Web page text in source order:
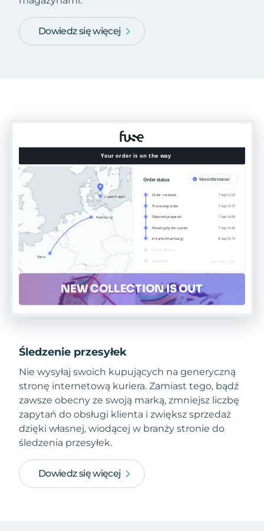
Dowiedz się więcej
Śledzenie przesyłek
Nie wysyłaj swoich kupujących na generyczną
stronę internetową kuriera. Zamiast tego, bądź
zawsze obecny ze swoją marką, zmniejsz liczbę
zapytań do obsługi klienta i zwiększ sprzedaż
dzięki własnej, wiodącej w branży stronie do
śledzenia przesyłek.
Dowiedz się więcej